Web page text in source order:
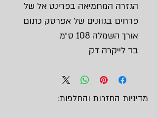
הגזרה המחמיאה בפרינט אל של
פרחים בגוונים של אפרסק כתום
אורך השמלה 108 ס״מ
בד לייקרה דק
מדיניות החזרות והחלפות: